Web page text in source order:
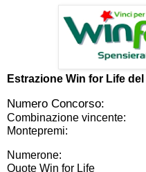
Estrazione Win for Life del
Numero Concorso:
Combinazione vincente:
Montepremi:
Numerone:
Quote Win for Life